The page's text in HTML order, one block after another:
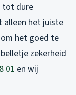
tot dure
alleen het juiste
het goed te
zekerheid
01 en wij